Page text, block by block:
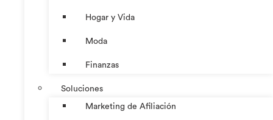
Hogar y Vida
Moda
Finanzas
Soluciones
Marketing de Afiliación